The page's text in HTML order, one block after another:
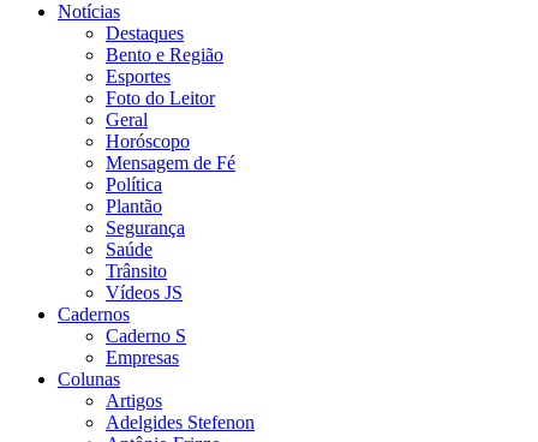
Notícias
Destaques
Bento e Região
Esportes
Foto do Leitor
Geral
Horóscopo
Mensagem de Fé
Política
Plantão
Segurança
Saúde
Trânsito
Vídeos JS
Cadernos
Caderno S
Empresas
Colunas
Artigos
Adelgides Stefenon